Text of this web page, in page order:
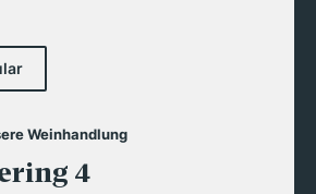
Weinhandlung
4